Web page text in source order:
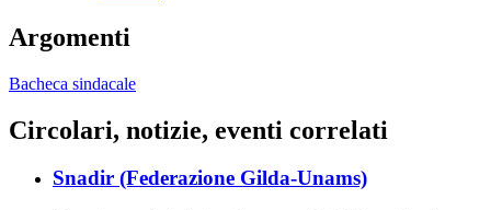
Argomenti
Bacheca sindacale
Circolari, notizie, eventi correlati
Snadir (Federazione Gilda-Unams)